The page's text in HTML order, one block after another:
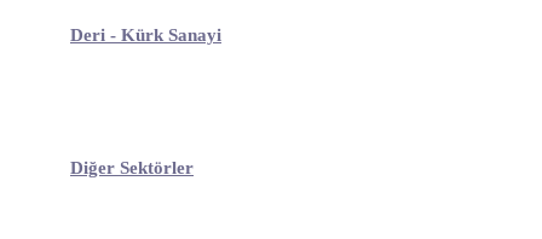
Deri - Kürk Sanayi
Diğer Sektörler